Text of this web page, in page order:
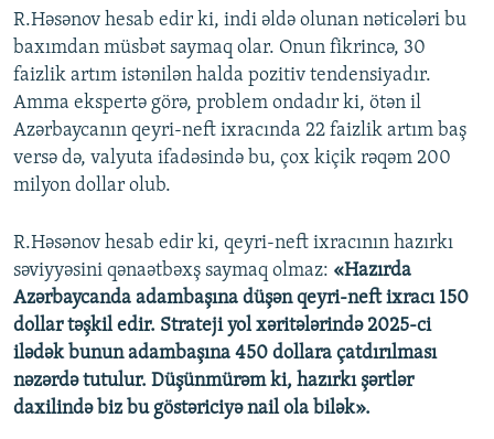
R.Həsənov hesab edir ki, indi əldə olunan nəticələri bu
baxımdan müsbət saymaq olar. Onun fikrincə, 30
faizlik artım istənilən halda pozitiv tendensiyadır.
Amma ekspertə görə, problem ondadır ki, ötən il
Azərbaycanın qeyri-neft ixracında 22 faizlik artım baş
versə də, valyuta ifadəsində bu, çox kiçik rəqəm 200
milyon dollar olub.
R.Həsənov hesab edir ki, qeyri-neft ixracının hazırkı
səviyyəsini qənaətbəxş saymaq olmaz: «Hazırda
Azərbaycanda adambaşına düşən qeyri-neft ixracı 150
dollar təşkil edir. Strateji yol xəritələrində 2025-ci
ilədək bunun adambaşına 450 dollara çatdırılması
nəzərdə tutulur. Düşünmürəm ki, hazırkı şərtlər
daxilində biz bu göstəriciyə nail ola bilək».